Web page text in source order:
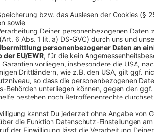
er bei dem früheren Bayern-Coach «die
etwas anzunehmen.